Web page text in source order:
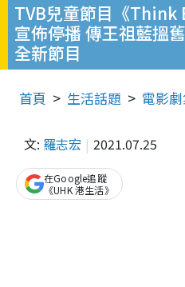
TVB兒童節目《Think
宣佈停播 傳王祖藍搵
全新節目
首頁 生活話題 電影
文: 羅志宏 2021.07.25
在Google追蹤
《UHK 港生活》